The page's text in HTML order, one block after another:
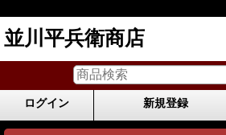
並川平兵衛商店
ログイン 新規登録